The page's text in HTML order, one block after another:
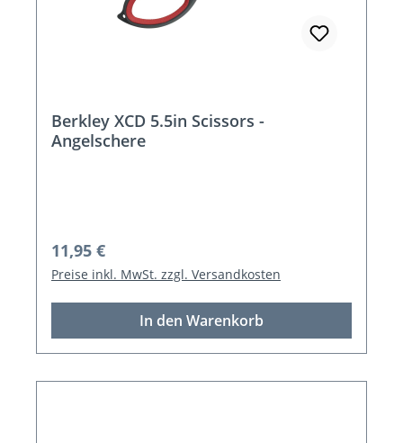
Berkley XCD 5.5in Scissors -
Angelschere
Regulärer Preis:
11,95 €
Preise inkl. MwSt. zzgl. Versandkosten
In den Warenkorb